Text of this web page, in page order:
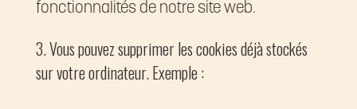
fonctionnalités de notre site web.
Vous pouvez supprimer les cookies déjà stockés
sur votre ordinateur. Exemple :